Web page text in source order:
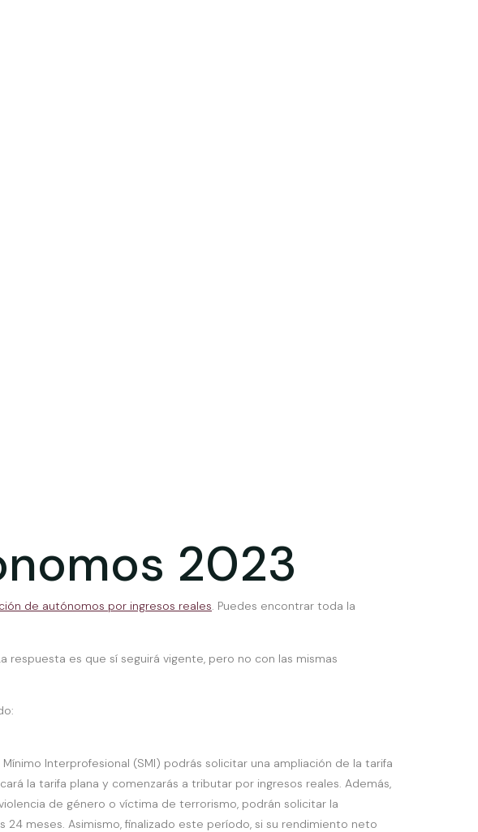
2023
de autónomos por ingresos reales. Puedes encontrar toda la
respuesta es que sí seguirá vigente, pero no con las mismas
Interprofesional (SMI) podrás solicitar una ampliación de la tarifa
la tarifa plana y comenzarás a tributar por ingresos reales. Además,
de género o víctima de terrorismo, podrán solicitar la
meses. Asimismo, finalizado este período, si su rendimiento neto